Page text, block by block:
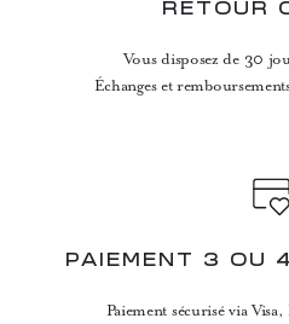
RETOUR
Vous disposez de 30
Échanges et
PAIEMENT 3 OU
Paiement sécurisé via